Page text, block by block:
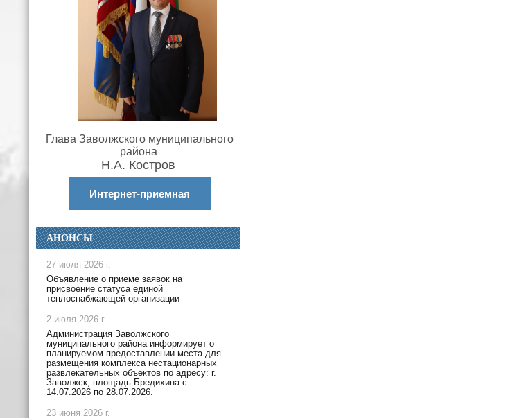
Глава Заволжского муниципального
района
Н.А. Костров
Интернет-приемная
АНОНСЫ
27 июля 2026 г.
Объявление о приеме заявок на
присвоение статуса единой
теплоснабжающей организации
2 июля 2026 г.
Администрация Заволжского
муниципального района информирует о
планируемом предоставлении места для
размещения комплекса нестационарных
развлекательных объектов по адресу: г.
Заволжск, площадь Бредихина с
14.07.2026 по 28.07.2026.
23 июня 2026 г.